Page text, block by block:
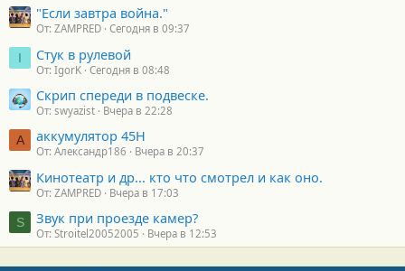
"Если завтра война."
От: ZAMPRED Сегодня в 09:37
I Стук в рулевой
От: IgorK Сегодня в 08:48
Скрип спереди в подвеске.
От: swyazist Вчера в 22:28
А аккумулятор 45H
От: Александр186 Вчера в 20:37
Кинотеатр и др... кто что смотрел и как оно.
От: ZAMPRED Вчера в 17:03
S Звук при проезде камер?
От: Stroitel20052005 Вчера в 12:53